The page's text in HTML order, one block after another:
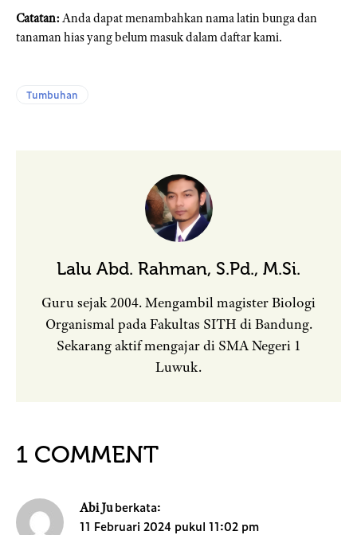
Catatan: Anda dapat menambahkan nama latin bunga dan
tanaman hias yang belum masuk dalam daftar kami.
Tumbuhan
Lalu Abd. Rahman, S.Pd., M.Si.
Guru sejak 2004. Mengambil magister Biologi
Organismal pada Fakultas SITH di Bandung.
Sekarang aktif mengajar di SMA Negeri 1
Luwuk.
1 COMMENT
Abi Ju berkata:
11 Februari 2024 pukul 11:02 pm